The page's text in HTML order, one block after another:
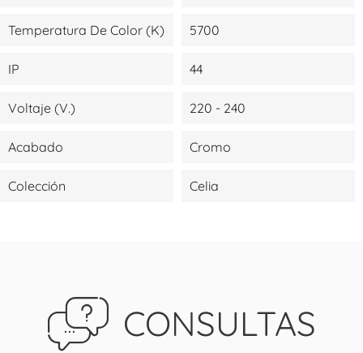
Temperatura De Color (K) 5700
IP 44
Voltaje (V.) 220 - 240
Acabado Cromo
Colección Celia
CONSULTAS